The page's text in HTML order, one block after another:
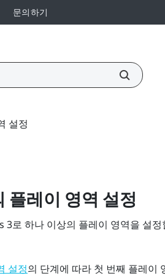
문의하기
설정
플레이 영역 설정
3로 하나 이상의 플레이 영역을 설
설정의 단계에 따라 첫 번째 플레이